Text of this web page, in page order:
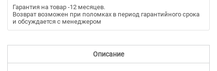
Гарантия на товар -12 месяцев.
Возврат возможен при поломках в период гарантийного срока
и обсуждается с менеджером
Описание